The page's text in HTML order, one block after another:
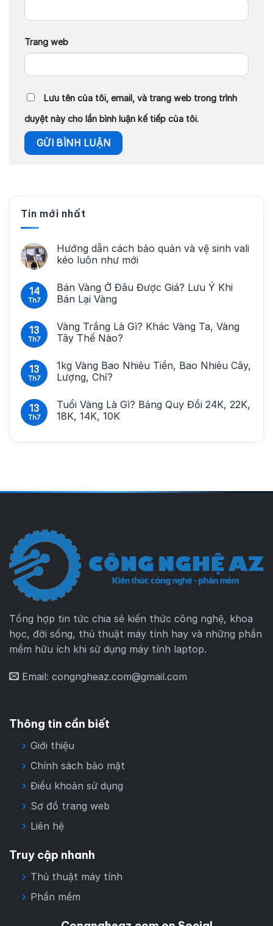
Trang web
Lưu tên của tôi, email, và trang web trong trình
duyệt này cho lần bình luận kế tiếp của tôi.
Tin mới nhất
Hướng dẫn cách bảo quản và vệ sinh vali
kéo luôn như mới
14
Th7
Bán Vàng Ở Đâu Được Giá? Lưu Ý Khi
Bán Lại Vàng
13
Th7
Vàng Trắng Là Gì? Khác Vàng Ta, Vàng
Tây Thế Nào?
13
Th7
1kg Vàng Bao Nhiêu Tiền, Bao Nhiêu Cây,
Lượng, Chỉ?
13
Th7
Tuổi Vàng Là Gì? Bảng Quy Đổi 24K, 22K,
18K, 14K, 10K
Tổng hợp tin tức chia sẻ kiến thức công nghệ, khoa
học, đời sống, thủ thuật máy tính hay và những phần
mềm hữu ích khi sử dụng máy tính laptop.
Email: congngheaz.com@gmail.com
Thông tin cần biết
Giới thiệu
Chính sách bảo mật
Điều khoản sử dụng
Sơ đồ trang web
Liên hệ
Truy cập nhanh
Thủ thuật máy tính
Phần mềm